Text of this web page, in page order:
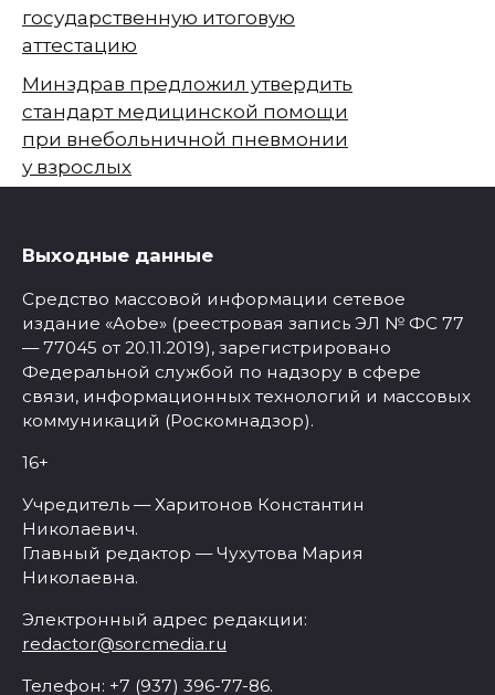
государственную итоговую
аттестацию
Минздрав предложил утвердить
стандарт медицинской помощи
при внебольничной пневмонии
у взрослых
Выходные данные
Средство массовой информации сетевое
издание «Aobe» (реестровая запись ЭЛ № ФС 77
— 77045 от 20.11.2019), зарегистрировано
Федеральной службой по надзору в сфере
связи, информационных технологий и массовых
коммуникаций (Роскомнадзор).
16+
Учредитель — Харитонов Константин
Николаевич.
Главный редактор — Чухутова Мария
Николаевна.
Электронный адрес редакции:
redactor@sorcmedia.ru
Телефон: +7 (937) 396-77-86.